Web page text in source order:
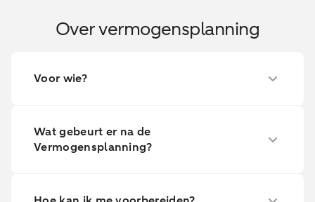
Over vermogensplanning
Voor wie?
Wat gebeurt er na de
Vermogensplanning?